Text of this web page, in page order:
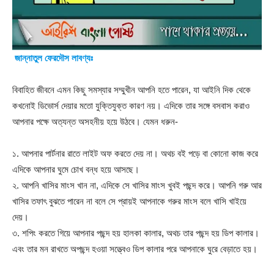
জান্নাতুল ফেরদৌস লাবণ্যঃ
বিবাহিত জীবনে এমন কিছু সমস্যার সম্মুখীন আপনি হতে পারেন, যা আইনি দিক থেকে
কখনোই ডিভোর্স দেয়ার মতো যুক্তিযুক্ত কারণ নয়। এদিকে তার সঙ্গে বসবাস করাও
আপনার পক্ষে অত্যন্ত অসহনীয় হয়ে উঠবে। যেমন ধরুন-
১. আপনার পার্টনার রাতে লাইট অফ করতে দেয় না। অথচ বই পড়ে বা কোনো কাজ করে
এদিকে আপনার ঘুমে চোখ বন্ধ হয়ে আসছে।
২. আপনি খাসির মাংস খান না, এদিকে সে খাসির মাংস খুবই পছন্দ করে। আপনি গরু আর
খাসির তফাৎ বুঝতে পারেন না বলে সে প্রায়ই আপনাকে গরুর মাংস বলে খাসি খাইয়ে
দেয়।
৩. শপিং করতে গিয়ে আপনার পছন্দ হয় হালকা কালার, অথচ তার পছন্দ হয় ডিপ কালার।
এবং তার মন রাখতে অপছন্দ হওয়া সত্ত্বেও ডিপ কালার পরে আপনাকে ঘুরে বেড়াতে হয়।